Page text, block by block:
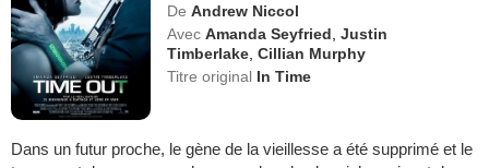
De Andrew Niccol
Avec Amanda Seyfried ,Justin
Timberlake ,Cillian Murphy
Titre original In Time
Dans un futur proche, le gène de la vieillesse a été supprimé et le